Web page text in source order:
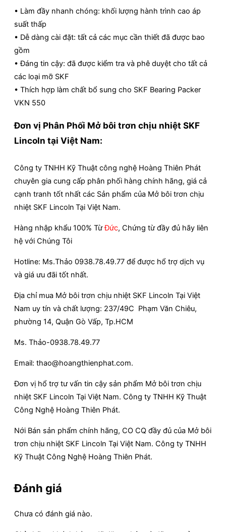
• Làm đầy nhanh chóng: khối lượng hành trình cao áp
suất thấp
• Dễ dàng cài đặt: tất cả các mục cần thiết đã được bao
gồm
• Đáng tin cậy: đã được kiểm tra và phê duyệt cho tất cả
các loại mỡ SKF
• Thích hợp làm chất bổ sung cho SKF Bearing Packer
VKN 550
Đơn vị Phân Phối Mở bôi trơn chịu nhiệt SKF
Lincoln tại Việt Nam:
Công ty TNHH Kỹ Thuật công nghệ Hoàng Thiên Phát
chuyên gia cung cấp phân phối hàng chính hãng, giá cả
cạnh tranh tốt nhất các Sản phẩm của Mở bôi trơn chịu
nhiệt SKF Lincoln Tại Việt Nam.
Hàng nhập khẩu 100% TừĐức, Chứng từ đầy đủ hãy liên
hệ với Chúng Tôi
Hotline: Ms.Thảo 0938.78.49.77 để được hổ trợ dịch vụ
và giá ưu đãi tốt nhất.
Địa chỉ mua Mở bôi trơn chịu nhiệt SKF Lincoln Tại Việt
Nam uy tín và chất lượng: 237/49C Phạm Văn Chiêu,
phường 14, Quận Gò Vấp, Tp.HCM
Ms. Thảo-0938.78.49.77
Email: thao@hoangthienphat.com.
Đơn vị hổ trợ tư vấn tin cậy sản phẩm Mở bôi trơn chịu
nhiệt SKF Lincoln Tại Việt Nam. Công ty TNHH Kỹ Thuật
Công Nghệ Hoàng Thiên Phát.
Nới Bán sản phẩm chính hãng, CO CQ đầy đủ của Mở bôi
trơn chịu nhiệt SKF Lincoln Tại Việt Nam. Công ty TNHH
Kỹ Thuật Công Nghệ Hoàng Thiên Phát.
Đánh giá
Chưa có đánh giá nào.